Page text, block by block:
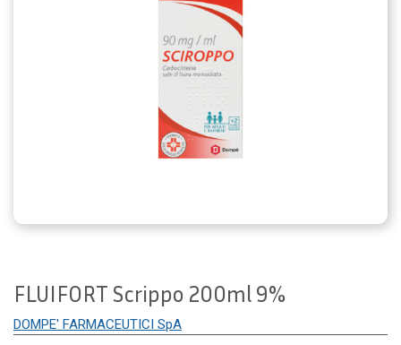
FLUIFORT Scrippo 200ml 9%
DOMPE' FARMACEUTICI SpA